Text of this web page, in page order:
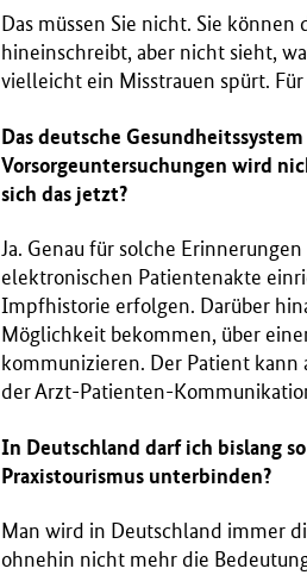
Das müssen Sie nicht. Sie
hineinschreibt, aber nicht sieht,
vielleicht ein Misstrauen spürt.
Das deutsche
Vorsorgeuntersuchungen wird
sich das jetzt?
Ja. Genau für solche
elektronischen Patientenakte
Impfhistorie erfolgen. Darüber
Möglichkeit bekommen, über
kommunizieren. Der Patient kann
der Arzt-Patienten-
In Deutschland darf ich bislang
Praxistourismus unterbinden?
Man wird in Deutschland immer
ohnehin nicht mehr die